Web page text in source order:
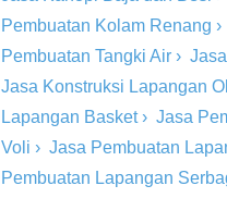
Pembuatan Kolam Renang ›
Pembuatan Tangki Air ›
Jasa Konstruksi Lapangan
Lapangan Basket› Jasa
Voli › Jasa Pembuatan
Pembuatan Lapangan